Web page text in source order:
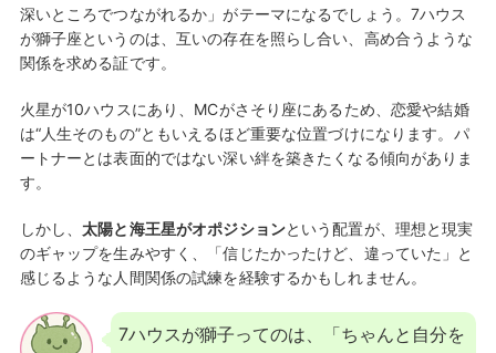
深いところでつながれるか」がテーマになるでしょう。7ハウス
が獅子座というのは、互いの存在を照らし合い、高め合うような
関係を求める証です。
火星が10ハウスにあり、MCがさそり座にあるため、恋愛や結婚
は“人生そのもの”ともいえるほど重要な位置づけになります。パ
ートナーとは表面的ではない深い絆を築きたくなる傾向がありま
す。
しかし、太陽と海王星がオポジションという配置が、理想と現実
のギャップを生みやすく、「信じたかったけど、違っていた」と
感じるような人間関係の試練を経験するかもしれません。
7ハウスが獅子ってのは、「ちゃんと自分を